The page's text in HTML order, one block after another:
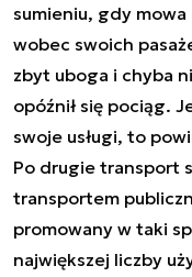
sumieniu, gdy
wobec swoich
zbyt uboga i chyba
opóźnił się pociąg.
swoje usługi, to
Po drugie transport
transportem
promowany w taki
największej liczby